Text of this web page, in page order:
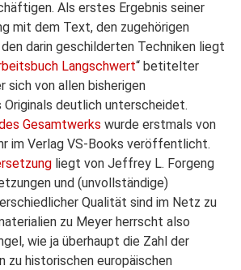
Als erstes Ergebnis seiner
mit dem Text, den zugehörigen
darin geschilderten Techniken liegt
Langschwert“ betitelter
sich von allen bisherigen
Originals deutlich unterscheidet.
Gesamtwerks wurde erstmals von
im Verlag VS-Books veröffentlicht.
liegt von Jeffrey L. Forgeng
und (unvollständige)
Qualität sind im Netz zu
zu Meyer herrscht also
wie ja überhaupt die Zahl der
zu historischen europäischen